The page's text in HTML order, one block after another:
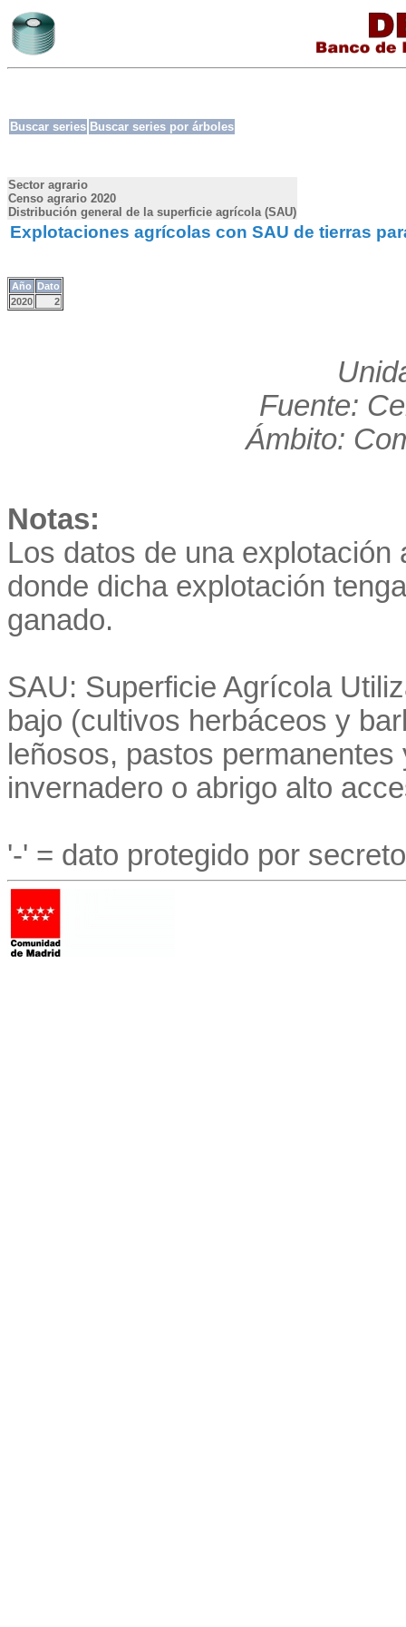
Buscar series Buscar series por árboles
Sector agrario
Censo agrario 2020
Distribución general de la superficie agrícola (SAU)
Explotaciones agrícolas con SAU de tierras
Año Dato
2020
2
Fuente:
Ámbito:
Notas:
Los datos de una
donde dicha explotación
ganado.
SAU: Superficie Agrícola
bajo (cultivos herbáceos y
leñosos, pastos
invernadero o abrigo alto
'-' = dato protegido por